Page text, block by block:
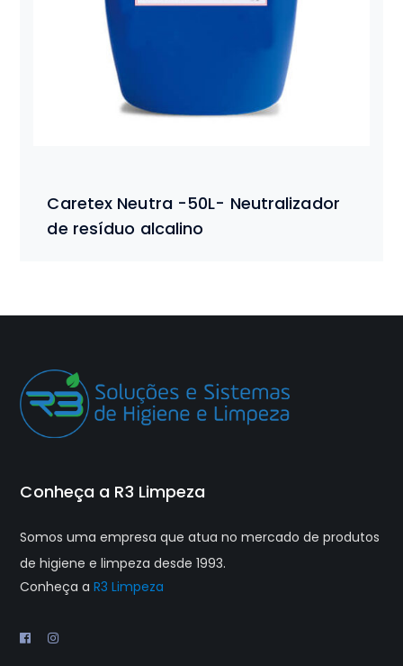
Caretex Neutra -50L- Neutralizador
de resíduo alcalino
Conheça a R3 Limpeza
Somos uma empresa que atua no mercado de produtos
de higiene e limpeza desde 1993.
Conheça aR3 Limpeza